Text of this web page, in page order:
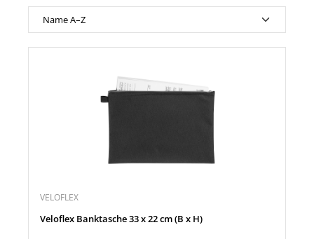
VELOFLEX
Veloflex Banktasche 33 x 22 cm (B x H)